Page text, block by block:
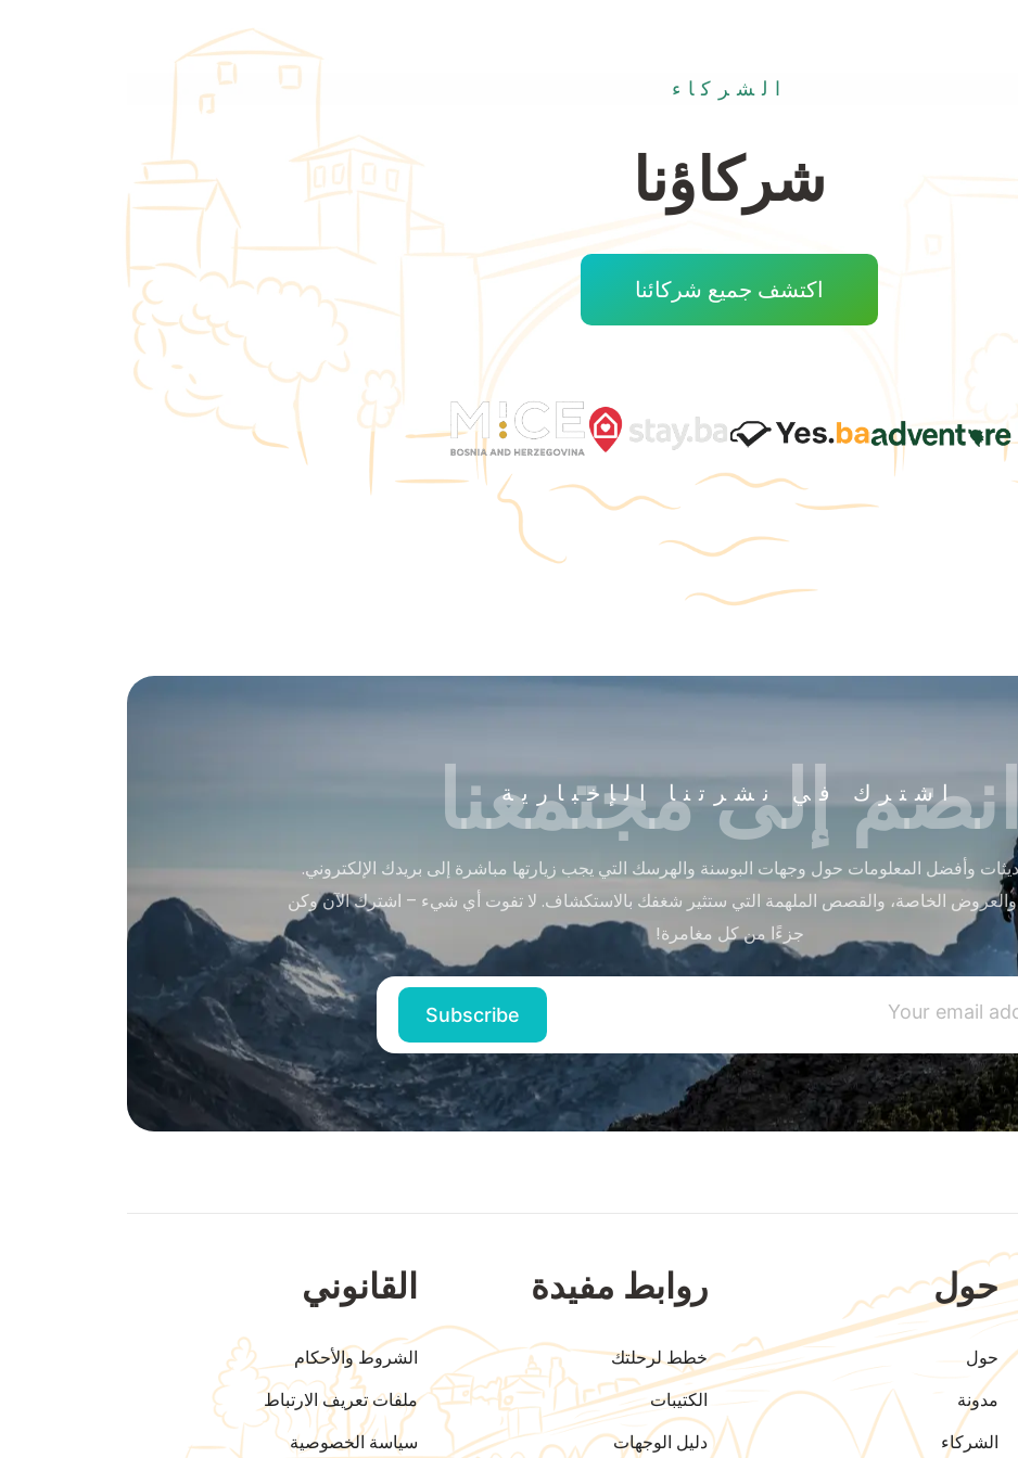
الشركاء
شركاؤنا
اكتشف جميع شركائنا
اشترك في نشرتنا الإخبارية
إلى مجتمعنا
وأفضل المعلومات حول وجهات البوسنة والهرسك التي يجب زيارتها مباشرة إلى بريدك الإلكتروني.
الخاصة، والقصص الملهمة التي ستثير شغفك بالاستكشاف. لا تفوت أي شيء – اشترك الآن وكن
جزءًا من كل مغامرة!
حول
حول
مدونة
الشركاء
روابط مفيدة
خطط لرحلتك
الكتيبات
دليل الوجهات
القانوني
الشروط والأحكام
ملفات تعريف الارتباط
سياسة الخصوصية